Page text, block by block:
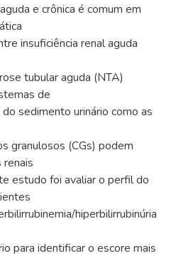
e crônica é comum em
insuficiência renal aguda
tubular aguda (NTA)
de
sedimento urinário como as
granulosos (CGs) podem
renais
estudo foi avaliar o perfil do
hiperbilirrubinúria
para identificar o escore mais